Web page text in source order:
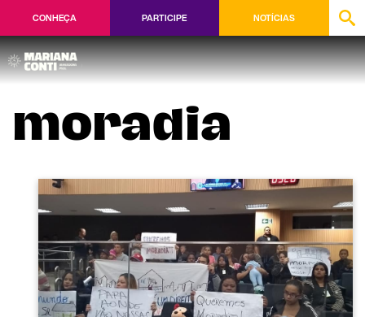
CONHEÇA PARTICIPE NOTÍCIAS
moradia